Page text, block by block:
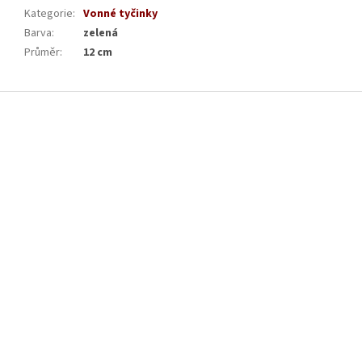
Kategorie: Vonné tyčinky
Barva:
zelená
Průměr: 12 cm